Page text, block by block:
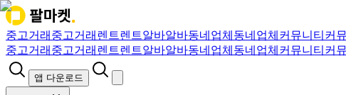
중고거래 중고거래 렌트렌트알바알바동네업체 동네업체 커뮤니티 커
중고거래 중고거래 렌트렌트알바알바동네업체 동네업체 커뮤니티 커
앱 다운로드